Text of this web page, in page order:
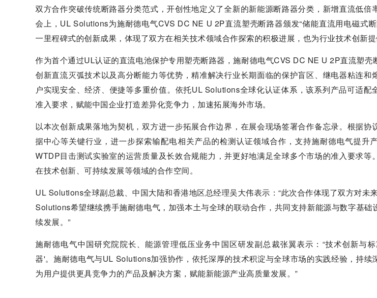
双方合作突破传统断路器分类范式，开创性地定义了全新的新能源断路器分类，新增直流低倍
会上，UL Solutions为施耐德电气CVS DC NE U 2P直流塑壳断路器颁发“储能直流用电磁式
一里程碑式的创新成果，体现了双方在相关技术领域合作探索的积极进展，也为行业技术创新提
作为首个通过UL认证的直流电池保护专用塑壳断路器，施耐德电气CVS DC NE U 2P直流塑壳
创新直流灭弧技术以及高分断能力等优势，精准解决行业长期面临的保护盲区、继电器粘连和
户实现安全、经济、便捷等多重价值。依托UL Solutions全球化认证体系，该系列产品可适配
准入要求，赋能中国企业打造差异化竞争力，加速拓展海外市场。
以本次创新成果落地为契机，双方进一步拓展合作边界，在展会现场签署合作备忘录。根据协
据中心等关键行业，进一步探索输配电相关产品的检测认证领域合作，支持施耐德电气提升
WTDP目击测试实验室的运营质量及长效合规能力，并更好地满足全球多个市场的准入要求等
在技术创新、可持续发展等领域的合作空间。
UL Solutions全球副总裁、中国大陆和香港地区总经理吴大伟表示：“此次合作体现了双方对未
Solutions希望继续携手施耐德电气，加强本土与全球的联动合作，共同支持新能源与数字基础
续发展。”
施耐德电气中国研究院院长、能源管理低压业务中国区研发副总裁张翼表示：“技术创新与
器'。施耐德电气与UL Solutions加强协作，依托深厚的技术积淀与全球市场的实践经验，持续
为用户提供更具竞争力的产品及解决方案，赋能新能源产业高质量发展。”